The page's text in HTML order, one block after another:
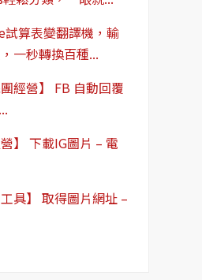
試算表變翻譯機，輸
一秒轉換百種...
團經營】 FB 自動回覆
營】 下載IG圖片 – 電
工具】 取得圖片網址 –